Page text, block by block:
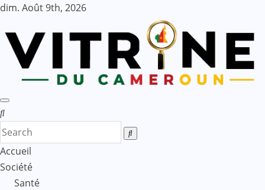
Skip
content
dim. Août 9th, 2026
Accueil
Société
Santé